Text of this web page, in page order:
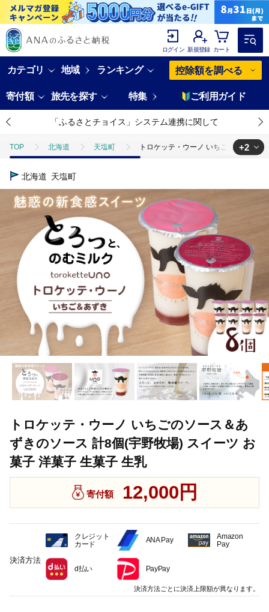
ログイン 新規登録 カート
カテゴリ 地域 ランキング 控除額を調べる
寄付額 旅先を探す 特集 ご利用ガイド
「ふるさとチョイス」システム連携に関して
TOP 北海道 天塩町 トロケッテ・ウーノ いちごのソース
TOP
+2
北海道 天塩町
トロケッテ・ウーノ いちごのソース＆あ
ずきのソース 計8個(宇野牧場) スイーツ お
菓子 洋菓子 生菓子 生乳
寄付額 12,000円
決済方法
クレジット
カード
ANA Pay
Amazon
Pay
d払い PayPay
決済方法ごとに決済上限額が異なります。